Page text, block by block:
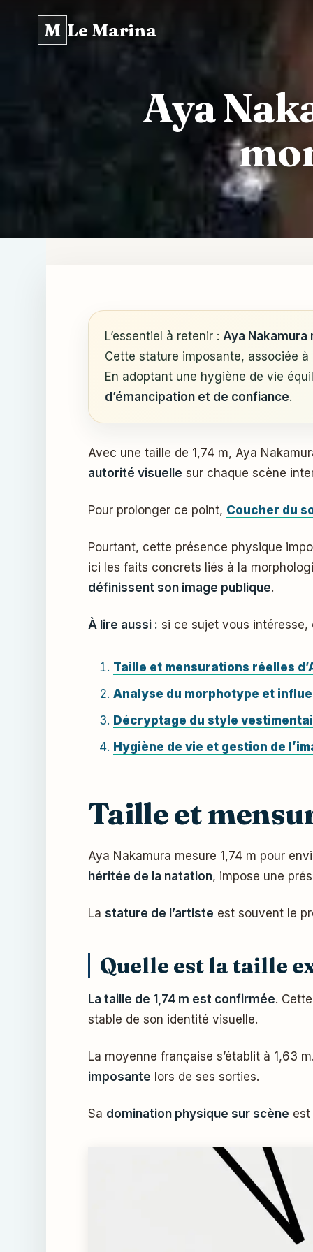
M Le Marina
Aya
L’essentiel à retenir : Aya
Cette stature imposante, associée
En adoptant une hygiène de vie
d’émancipation et de confiance.
Avec une taille de 1,74 m, Aya
autorité visuelle sur chaque scène
Pour prolonger ce point, Coucher du
Pourtant, cette présence physique
ici les faits concrets liés à la
définissent son image publique.
À lire aussi : si ce sujet vous
Taille et mensurations réelles
Analyse du morphotype et
Décryptage du style
Hygiène de vie et gestion de
Taille et
Aya Nakamura mesure 1,74 m pour
héritée de la natation, impose une
La stature de l’artiste est souvent le
Quelle est la taille
La taille de 1,74 m est confirmée.
stable de son identité visuelle.
La moyenne française s’établit à 1,63
imposante lors de ses sorties.
Sa domination physique sur scène est